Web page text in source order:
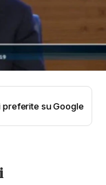
preferite su Google